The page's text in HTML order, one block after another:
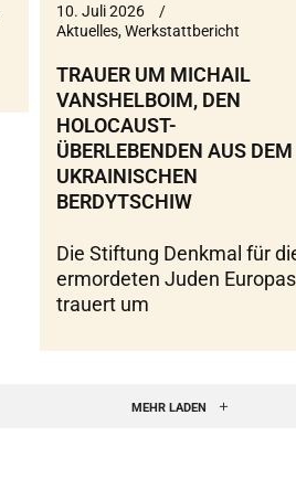
10. Juli 2026
Aktuelles,Werkstattbericht
TRAUER UM MICHAIL
VANSHELBOIM, DEN
HOLOCAUST-
ÜBERLEBENDEN AUS DEM
UKRAINISCHEN
BERDYTSCHIW
Die Stiftung Denkmal für
ermordeten Juden Europas
trauert um
MEHR LADEN